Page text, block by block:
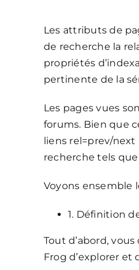
Les attributs de
de recherche la
propriétés
pertinente de la
Les pages vues
forums. Bien que
liens rel=prev/
recherche tels
Voyons ensemble
1. Définition
Tout d’abord,
Frog d’explorer